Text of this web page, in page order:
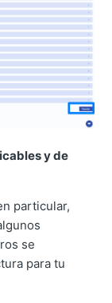
y de
particular,
se
para tu